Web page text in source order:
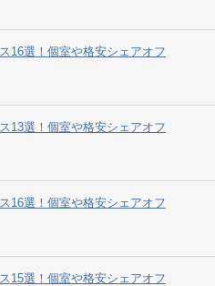
16選！個室や格安シェアオフ
13選！個室や格安シェアオフ
16選！個室や格安シェアオフ
15選！個室や格安シェアオフ